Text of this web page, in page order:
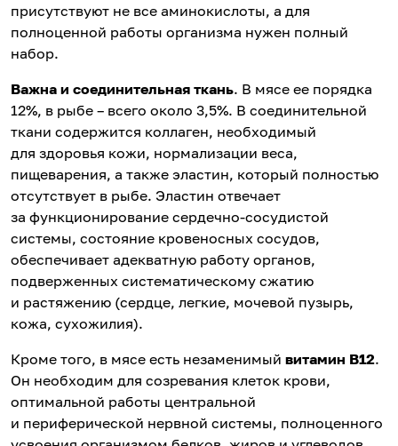
присутствуют не все аминокислоты, а для
полноценной работы организма нужен полный
набор.
Важна и соединительная ткань. В мясе ее порядка
12%, в рыбе – всего около 3,5%. В соединительной
ткани содержится коллаген, необходимый
для здоровья кожи, нормализации веса,
пищеварения, а также эластин, который полностью
отсутствует в рыбе. Эластин отвечает
за функционирование сердечно-сосудистой
системы, состояние кровеносных сосудов,
обеспечивает адекватную работу органов,
подверженных систематическому сжатию
и растяжению (сердце, легкие, мочевой пузырь,
кожа, сухожилия).
Кроме того, в мясе есть незаменимый витамин В12.
Он необходим для созревания клеток крови,
оптимальной работы центральной
и периферической нервной системы, полноценного